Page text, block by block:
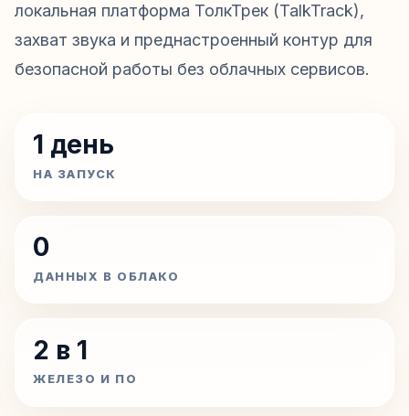
локальная платформа ТолкТрек (TalkTrack),
захват звука и преднастроенный контур для
безопасной работы без облачных сервисов.
1 день
НА ЗАПУСК
0
ДАННЫХ В ОБЛАКО
2 в 1
ЖЕЛЕЗО И ПО